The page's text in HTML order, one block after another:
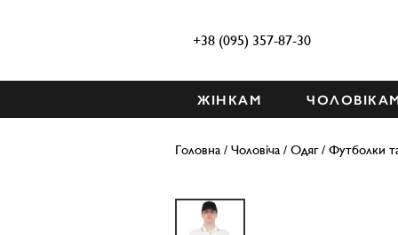
+38 (095) 357-87-30
ЖІНКАМ
Головна / Чоловіча / Одяг/ Футболки